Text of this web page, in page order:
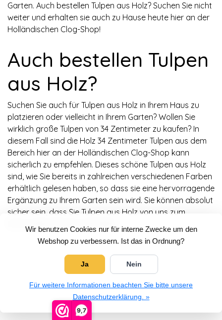
9,7
Wir benutzen Cookies nur für interne Zwecke um den
Webshop zu verbessern. Ist das in Ordnung?
Ja Nein
Für weitere Informationen beachten Sie bitte unsere
Datenschutzerklärung. »
Garten. Auch bestellen Tulpen aus Holz? Suchen Sie nicht
weiter und erhalten sie auch zu Hause heute hier an der
Holländischen Clog-Shop!
Auch bestellen Tulpen
aus Holz?
Suchen Sie auch für Tulpen aus Holz in Ihrem Haus zu
platzieren oder vielleicht in Ihrem Garten? Wollen Sie
wirklich große Tulpen von 34 Zentimeter zu kaufen? In
diesem Fall sind die Holz 34 Zentimeter Tulpen aus dem
Bereich hier an der Holländischen Clog-Shop kann
sicherlich zu empfehlen. Dieses schöne Tulpen aus Holz
sind, wie Sie bereits in zahlreichen verschiedenen Farben
erhältlich gelesen haben, so dass sie eine hervorragende
Ergänzung zu Ihrem Garten sein wird. Sie können absolut
sicher sein, dass Sie Tulpen aus Holz von uns zum
bestmöglichen Preis bestellen!